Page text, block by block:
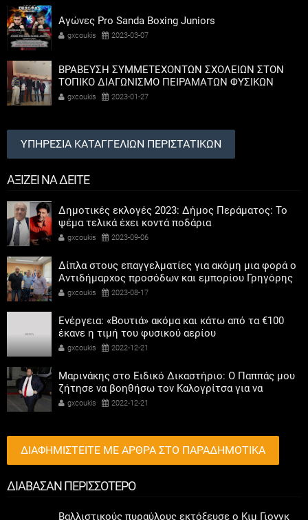
Αγώνες Pro Sanda Boxing Juniors
gxcoukis 2023-03-07
ΒΡΑΒΕΥΣΗ ΣΥΜΜΕΤΕΧΟΝΤΩΝ ΣΧΟΛΕΙΩΝ ΣΤΟΝ
ΤΟΠΙΚΟ ΔΙΑΓΩΝΙΣΜΟ ΠΕΙΡΑΜΑΤΩΝ ΦΥΣΙΚΩΝ
ΕΠΙΣΤΗΜΩΝ
gxcoukis 2023-01-27
ΥΠΗΡΕΣΙΑ ΚΑΤΑΓΓΕΛΙΩΝ ΠΕΡΙΣΤΑΤΙΚΩΝ
ΑΞΙΖΕΙ ΝΑ ΔΕΙΤΕ
Δημοτικές εκλογές 2023: Δήμος Περάματος: Το
ψέμα τελικά έχει κοντά ποδάρια
gxcoukis 2023-09-06
Δίπλα στους επαγγελματίες για ακόμη μια φορά ο
Αντιδήμαρχος προσόδων και εμπορίου Γρηγόρης
Καψοκόλης
gxcoukis 2023-08-17
Ενέργεια: «Βουτιά» ακόμα και κάτω από τα €100
έκανε η τιμή του φυσικού αερίου
gxcoukis 2022-12-21
Μαρινάκης στο Ειδικό Δικαστήριο: Ο Παππάς μου
ζήτησε να βοηθήσω τον Καλογρίτσα για να
αποκτήσει σταθμό ο ΣΥΡΙΖΑ
gxcoukis 2022-12-21
ΔΙΑΦΗΜΙΣΤΕΙΤΕ ΜΕ ΑΡΘΡΑ ΣΤΟ ΠΑΡΑΔΗΜΟΤΙΚΑ
ΔΙΑΒΑΣΑΝ ΠΕΡΙΣΣΟΤΕΡΟ
Βαλλιστικούς πυραύλους εκτόξευσε ο Κιμ Γιονγκ